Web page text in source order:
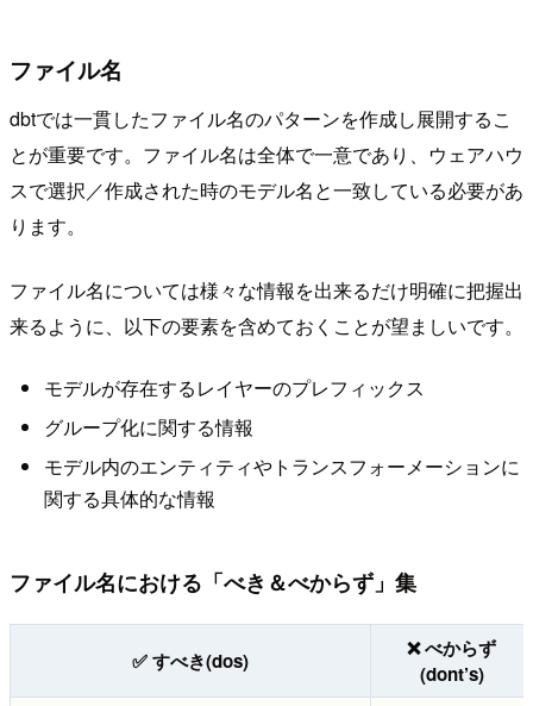
ファイル名
dbtでは一貫したファイル名のパターンを作成し展開するこ
とが重要です。ファイル名は全体で一意であり、ウェアハウ
スで選択／作成された時のモデル名と一致している必要があ
ります。
ファイル名については様々な情報を出来るだけ明確に把握出
来るように、以下の要素を含めておくことが望ましいです。
モデルが存在するレイヤーのプレフィックス
グループ化に関する情報
モデル内のエンティティやトランスフォーメーションに
関する具体的な情報
ファイル名における「べき＆べからず」集
✅ すべき(dos)
❌ べからず
(dont’s)